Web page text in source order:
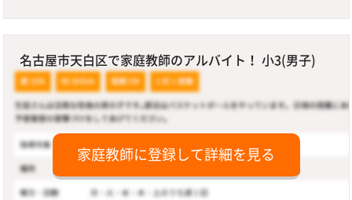
名古屋市天白区で家庭教師のアルバイト！ 小3(男子)
家庭教師に登録して詳細を見る